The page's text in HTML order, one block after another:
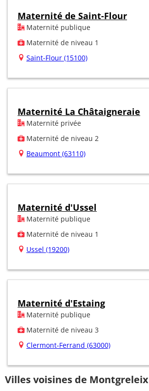
Maternité de Saint-Flour
Maternité publique
Maternité de niveau 1
Saint-Flour (15100)
Maternité La Châtaigneraie
Maternité privée
Maternité de niveau 2
Beaumont (63110)
Maternité d'Ussel
Maternité publique
Maternité de niveau 1
Ussel (19200)
Maternité d'Estaing
Maternité publique
Maternité de niveau 3
Clermont-Ferrand (63000)
Villes voisines de Montgreleix